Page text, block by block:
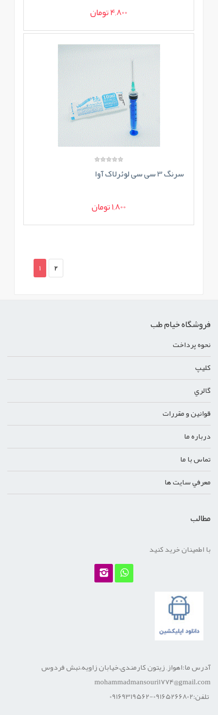
4,800 تومان
سرنگ 3 سی سی لوئرلاک آوا
1,800 تومان
1 2
فروشگاه خیام طب
نحوه پرداخت
کليپ
گالري
قوانين و مقررات
درباره ما
تماس با ما
معرفي سايت ها
مطالب
با اطمینان خرید کنید
آدرس ما:اهواز, زیتون کارمندی،خیابان زاویه،نبش فردوس
mohammadmansouri1774@gmail.com
تلفن:09165266802-09169319562